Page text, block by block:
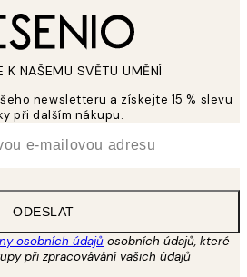
K NAŠEMU SVĚTU UMĚNÍ
newsletteru a získejte 15 % slevu
při dalším nákupu.
ODESLAT
osobních údajů osobních údajů, které
při zpracovávání vašich údajů